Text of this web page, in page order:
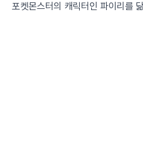
포켓몬스터의 캐릭터인 파이리를